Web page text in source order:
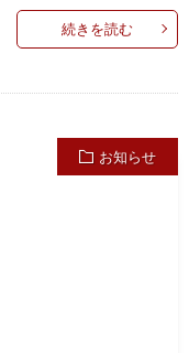
続きを読む
お知らせ